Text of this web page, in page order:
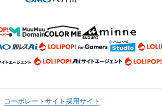
コーポレートサイト採用サイト